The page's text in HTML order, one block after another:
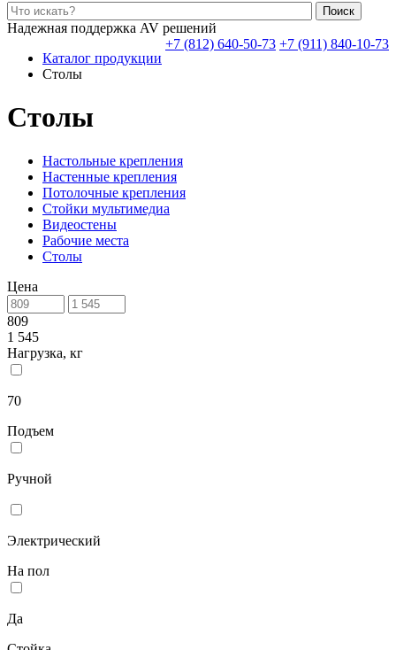
Поиск
Надежная поддержка AV решений
+7 (812) 640-50-73 +7 (911) 840-10-73
Каталог продукции
Столы
Столы
Настольные крепления
Настенные крепления
Потолочные крепления
Стойки мультимедиа
Видеостены
Рабочие места
Столы
Цена
809
1 545
Нагрузка, кг
70
Подъем
Ручной
Электрический
На пол
Да